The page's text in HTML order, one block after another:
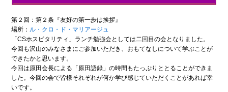
第２回：第２条『友好の第一歩は挨拶』
場所： ル・クロ・ド・マリアージュ
「CSホスピタリティ」ランチ勉強会としては二回目の会となりました。
今回も沢山のみなさまにご参加いただき、おもてなしについて学ぶことが
できたかと思います。
今回は原田会長による「原田語録」の時間もたっぷりととることができま
した。今回の会で皆様それぞれが何か学び感じていただくことがあれば幸
いです。